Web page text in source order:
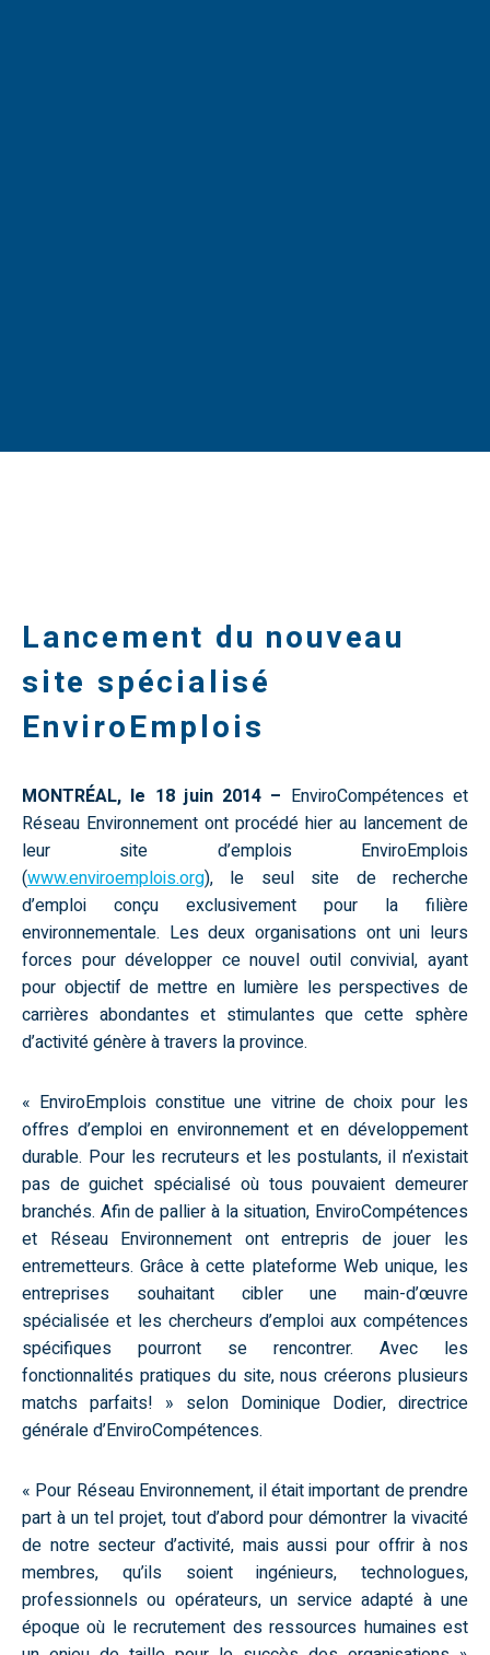
Lancement du nouveau
site spécialisé
EnviroEmplois
MONTRÉAL, le 18 juin 2014 – EnviroCompétences et
Réseau Environnement ont procédé hier au lancement de
leur site d’emplois EnviroEmplois
(www.enviroemplois.org), le seul site de recherche
d’emploi conçu exclusivement pour la filière
environnementale. Les deux organisations ont uni leurs
forces pour développer ce nouvel outil convivial, ayant
pour objectif de mettre en lumière les perspectives de
carrières abondantes et stimulantes que cette sphère
d’activité génère à travers la province.
« EnviroEmplois constitue une vitrine de choix pour les
offres d’emploi en environnement et en développement
durable. Pour les recruteurs et les postulants, il n’existait
pas de guichet spécialisé où tous pouvaient demeurer
branchés. Afin de pallier à la situation, EnviroCompétences
et Réseau Environnement ont entrepris de jouer les
entremetteurs. Grâce à cette plateforme Web unique, les
entreprises souhaitant cibler une main-d’œuvre
spécialisée et les chercheurs d’emploi aux compétences
spécifiques pourront se rencontrer. Avec les
fonctionnalités pratiques du site, nous créerons plusieurs
matchs parfaits! » selon Dominique Dodier, directrice
générale d’EnviroCompétences.
« Pour Réseau Environnement, il était important de prendre
part à un tel projet, tout d’abord pour démontrer la vivacité
de notre secteur d’activité, mais aussi pour offrir à nos
membres, qu’ils soient ingénieurs, technologues,
professionnels ou opérateurs, un service adapté à une
époque où le recrutement des ressources humaines est